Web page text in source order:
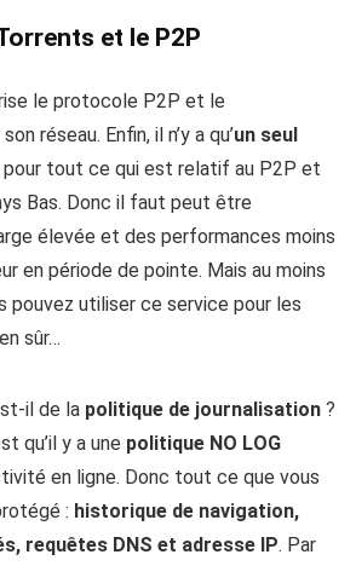
et le P2P
le protocole P2P et le
réseau. Enfin, il n’y a qu’un seul
pour tout ce qui est relatif au P2P et
Bas. Donc il faut peut être
élevée et des performances moins
en période de pointe. Mais au moins
pouvez utiliser ce service pour les
sûr…
il de la politique de journalisation ?
qu’il y a une politique NO LOG
en ligne. Donc tout ce que vous
: historique de navigation,
requêtes DNS et adresse IP. Par